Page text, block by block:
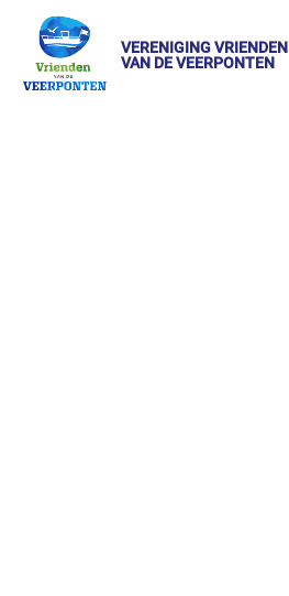
VERENIGING VRIENDEN
VAN DE VEERPONTEN